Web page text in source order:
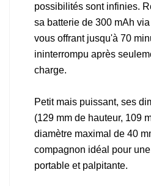
possibilités sont infinies.
sa batterie de 300 mAh
vous offrant jusqu'à 70
ininterrompu après
charge.
Petit mais puissant, ses
(129 mm de hauteur, 109
diamètre maximal de 40
compagnon idéal pour
portable et palpitante.